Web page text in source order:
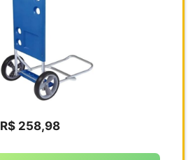
R$ 258,98